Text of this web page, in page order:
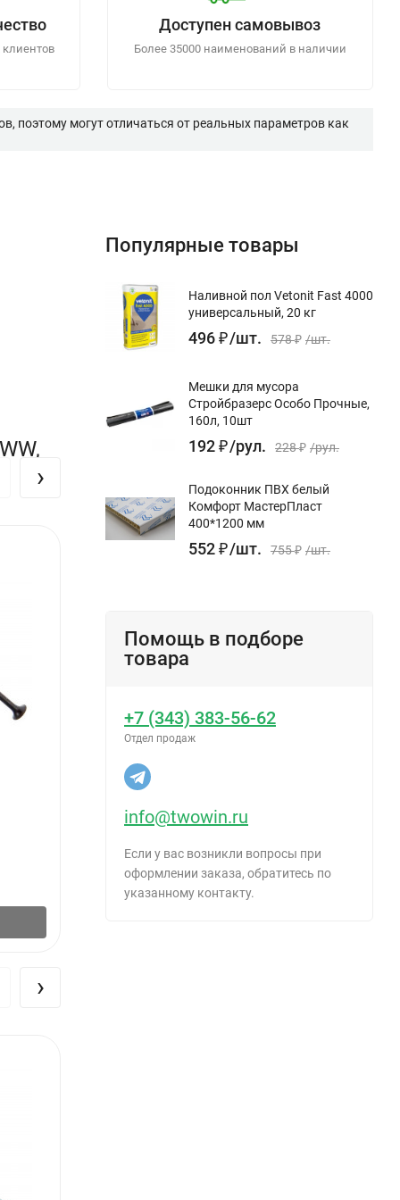
Доступен самовывоз
Более 35000 наименований в наличии
поэтому могут отличаться от реальных параметров как
Саморез для ГВЛ KNAUF MN 3,9х28мм
острый 1000шт
₽/упак.
›
›
Популярные товары
Наливной пол Vetonit Fast 4000
универсальный, 20 кг
496₽/шт. 578₽ /шт.
Мешки для мусора
Стройбразерс Особо Прочные,
160л, 10шт
192₽/рул. 228₽ /рул.
Подоконник ПВХ белый
Комфорт МастерПласт
400*1200 мм
552₽/шт. 755₽ /шт.
Помощь в подборе
товара
+7 (343) 383-56-62
Отдел продаж
info@twowin.ru
Если у вас возникли вопросы при
оформлении заказа, обратитесь по
указанному контакту.